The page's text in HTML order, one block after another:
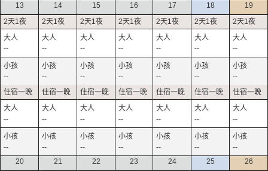
13
--
--
--
--
14
--
--
--
--
15
--
--
--
--
16
--
--
--
--
17
--
--
--
--
18
--
--
--
--
19
--
--
--
--
20
21 22 23 24 25 26